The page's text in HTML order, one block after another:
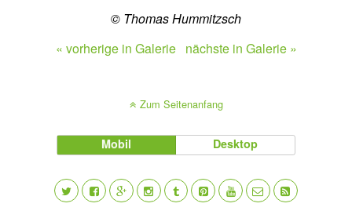
© Thomas Hummitzsch
« vorherige in Galerie nächste in Galerie »
Zum Seitenanfang
Mobil Desktop